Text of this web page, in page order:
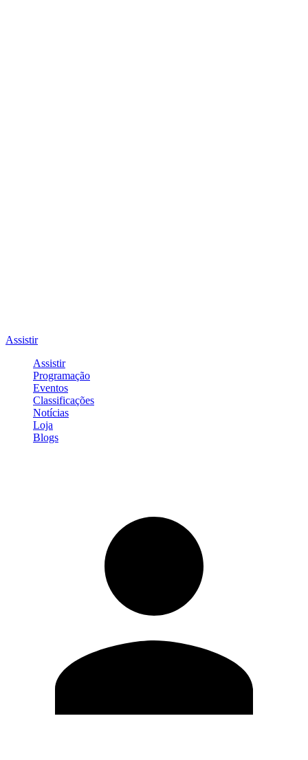
Assistir
Assistir
Programação
Eventos
Classificações
Notícias
Loja
Blogs